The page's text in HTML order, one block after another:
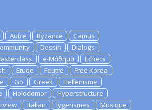
Autre Byzance
Camus
Dessin
Dialogs
e-Μάθημα
Echecs
Etude Feutre
Free Korea
Go Greek
Hellenisme
Holodomor
Hyperstructure
Italian lygerismes
Musique